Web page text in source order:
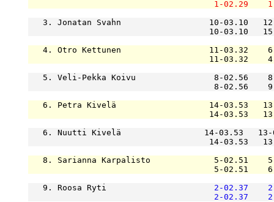
1-02.29
3. Jonatan Svahn                  10-03.10
10-03.10
4. Otro Kettunen                  11-03.32
11-03.32
5. Veli-Pekka Koivu                8-02.56
8-02.56
6. Petra Kivelä                   14-03.53
14-03.53
6. Nuutti Kivelä                 14-03.53
14-03.53
8. Sarianna Karpalisto             5-02.51
5-02.51
   9. Roosa Ryti
2-02.37
2-02.37